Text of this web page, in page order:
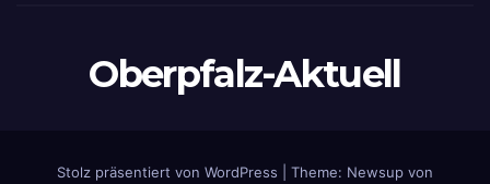
Oberpfalz-Aktuell
Stolz präsentiert von WordPress
Theme: Newsup von